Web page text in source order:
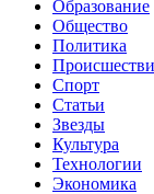
Образование
Общество
Политика
Спорт
Статьи
Звезды
Культура
Технологии
Экономика